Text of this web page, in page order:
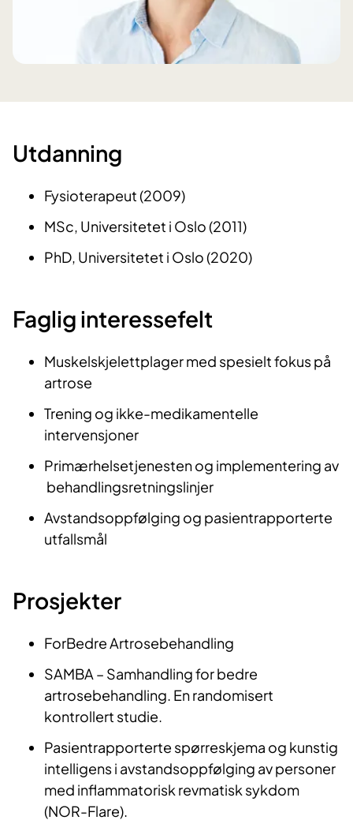
Utdanning
​Fysioterapeut (2009)
MSc, Universitetet i Oslo (2011)
PhD, Universitetet i Oslo (2020)​​​
Faglig interessefelt
Muskelskjelettplager med spesielt fokus på
artrose
Trening og ikke-medikamentelle
intervensjoner
Primærhelsetjenesten og implementering av
behandlingsretningslinjer
Avstandsoppfølging og pasientrapporterte
utfallsmål​
Prosjekter
ForBedre Artrosebehandling
SAMBA – Samhandling for bedre
artrosebehandling. En randomisert
kontrollert studie.
Pasientrapporterte spørreskjema og kunstig
intelligens i avstandsoppfølging av personer
med inflammatorisk revmatisk sykdom
(NOR-Flare).